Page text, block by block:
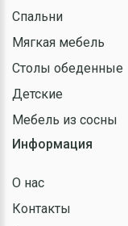
Спальни
Мягкая мебель
Столы обеденные
Детские
Мебель из сосны
Информация
О нас
Контакты